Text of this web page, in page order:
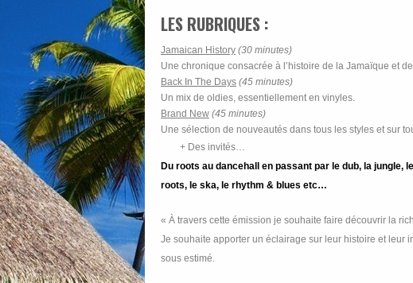
LES RUBRIQUES :
Jamaican History (30 minutes)
Une chronique consacrée à l’histoire de la Jamaïque et
Back In The Days (45 minutes)
Un mix de oldies, essentiellement en vinyles.
Brand New (45 minutes)
Une sélection de nouveautés dans tous les styles et sur
+ Des invités…
Du roots au dancehall en passant par le dub, la jungle,
roots, le ska, le rhythm & blues etc…
« À travers cette émission je souhaite faire découvrir la
Je souhaite apporter un éclairage sur leur histoire et leur
sous estimé.